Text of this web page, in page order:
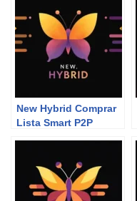
New Hybrid Comprar
Lista Smart P2P